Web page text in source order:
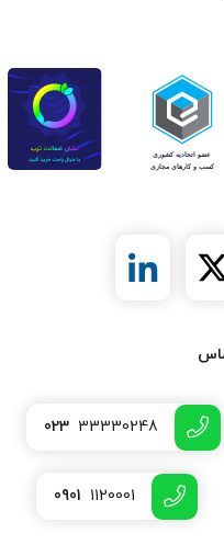
023 33330248
0901 1120001